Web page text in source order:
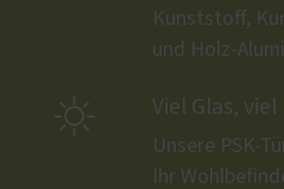
Kunststoff,
und Holz-
 Viel Glas,
Unsere PSK-
Ihr